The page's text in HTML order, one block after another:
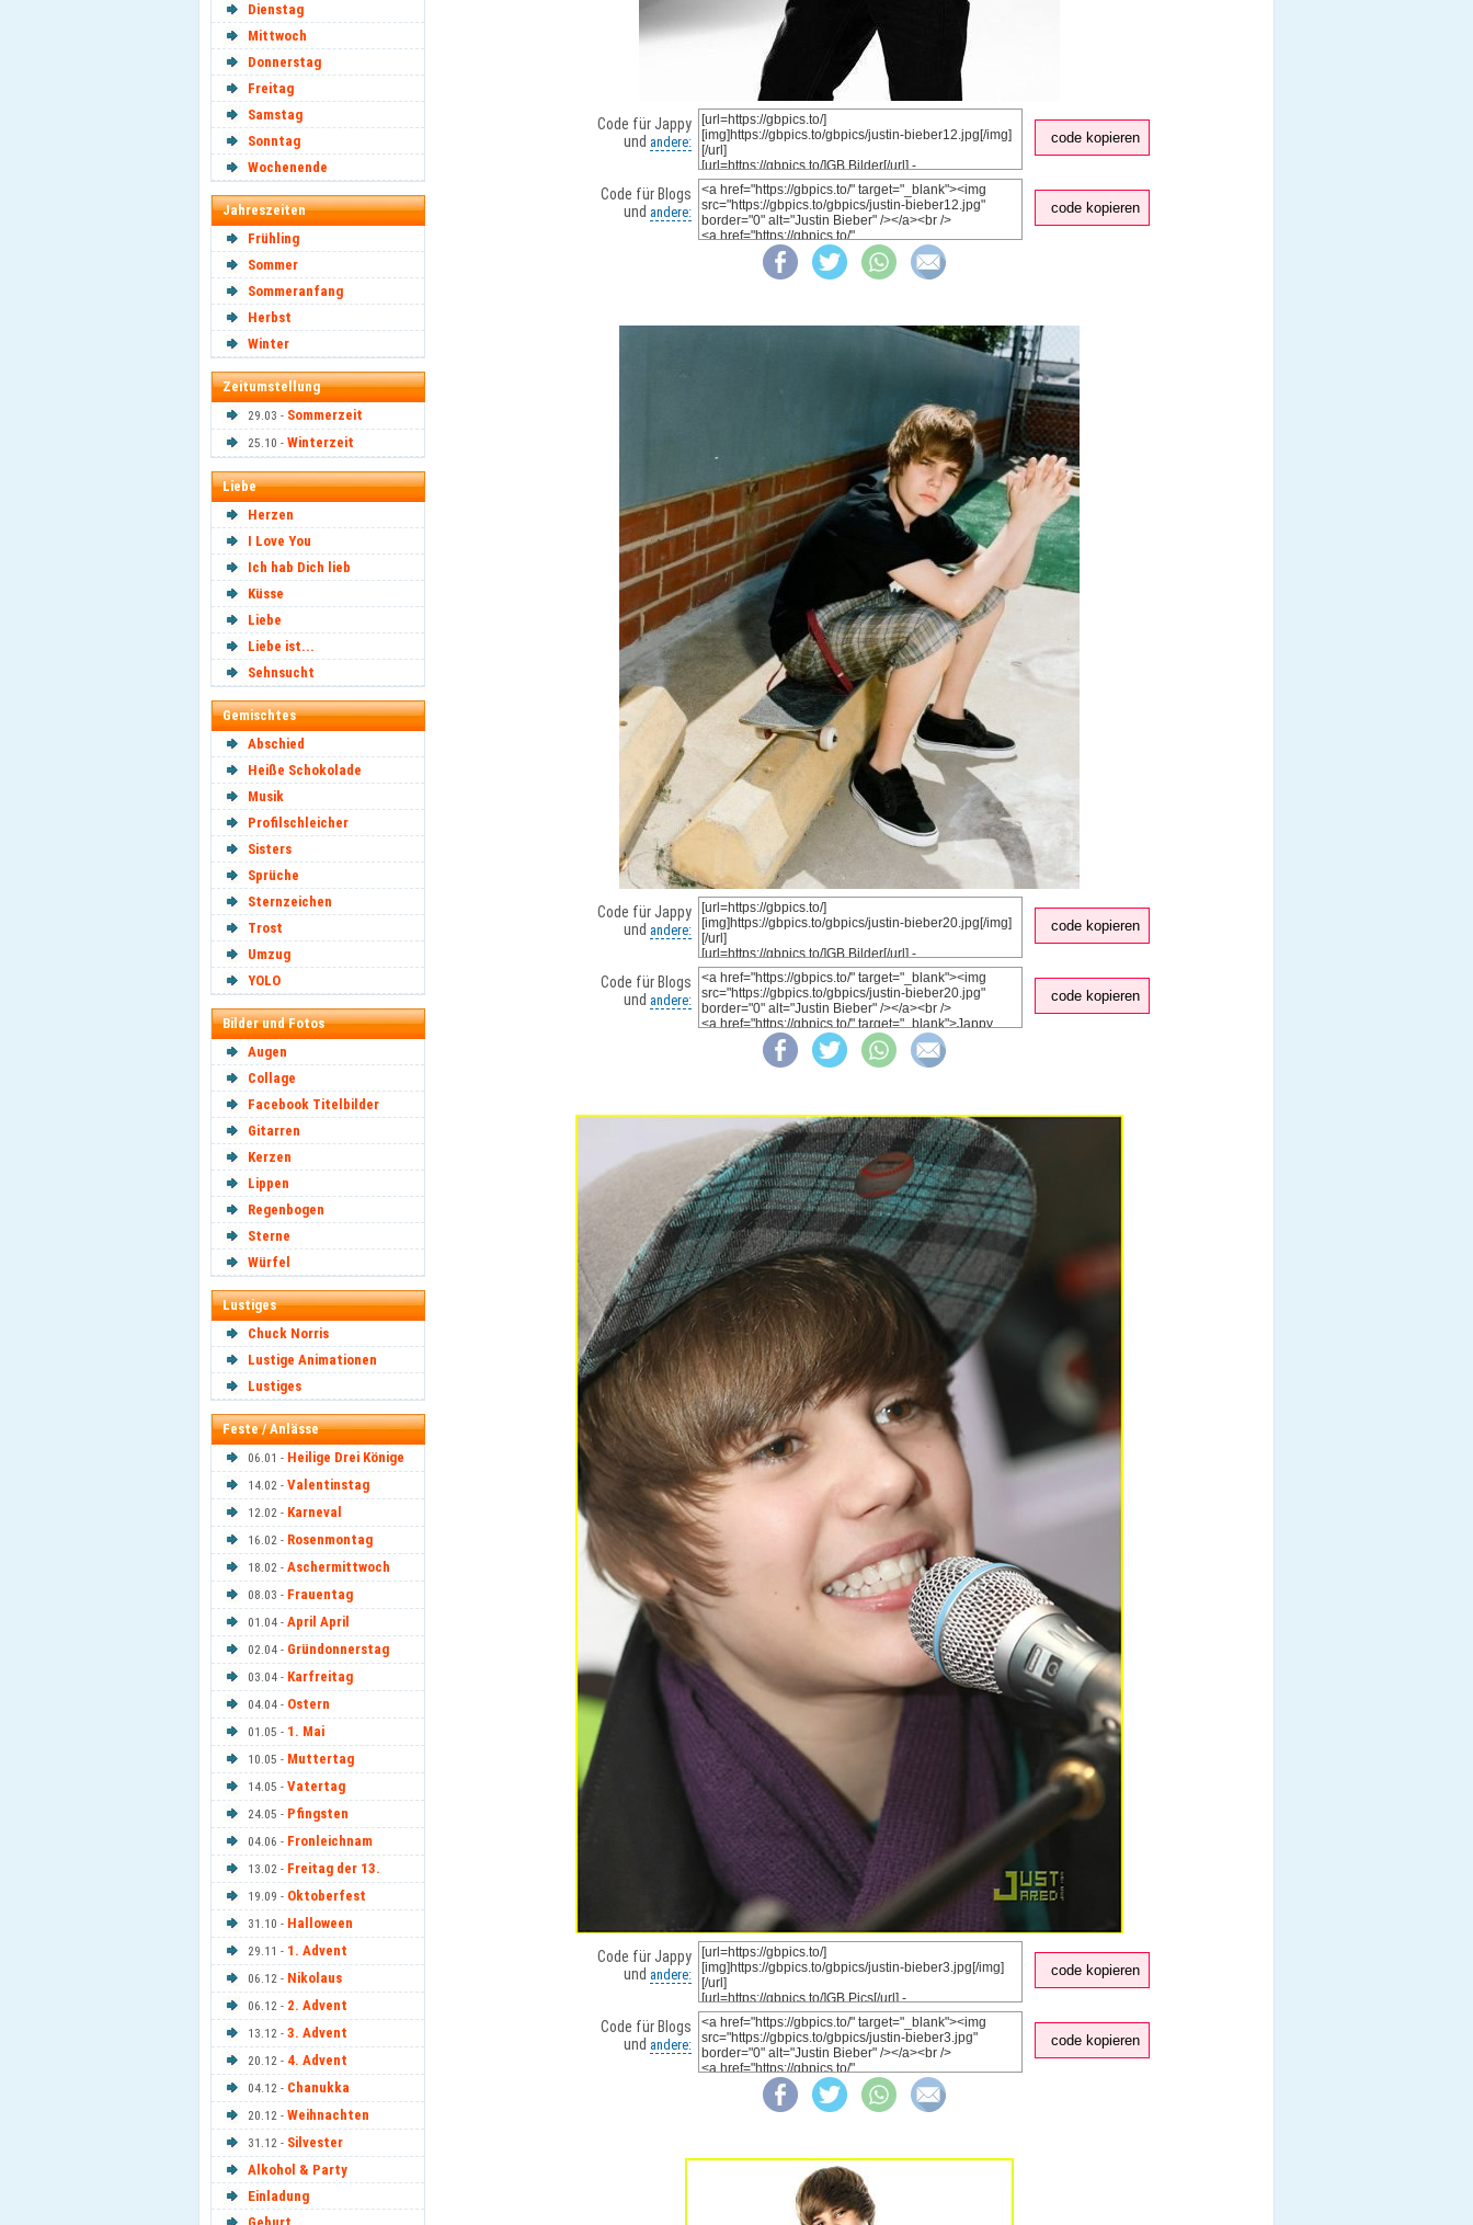
Dienstag
Mittwoch
Donnerstag
Freitag
Samstag
Sonntag
Wochenende
Jahreszeiten
Frühling
Sommer
Sommeranfang
Herbst
Winter
Zeitumstellung
29.03 - Sommerzeit
25.10 - Winterzeit
Liebe
Herzen
I Love You
Ich hab Dich lieb
Küsse
Liebe
Liebe ist...
Sehnsucht
Gemischtes
Abschied
Heiße Schokolade
Musik
Profilschleicher
Sisters
Sprüche
Sternzeichen
Trost
Umzug
YOLO
Bilder und Fotos
Augen
Collage
Facebook Titelbilder
Gitarren
Kerzen
Lippen
Regenbogen
Sterne
Würfel
Lustiges
Chuck Norris
Lustige Animationen
Lustiges
Feste / Anlässe
06.01 - Heilige Drei Könige
14.02 - Valentinstag
12.02 - Karneval
16.02 - Rosenmontag
18.02 - Aschermittwoch
08.03 - Frauentag
01.04 - April April
02.04 - Gründonnerstag
03.04 - Karfreitag
04.04 - Ostern
01.05 - 1. Mai
10.05 - Muttertag
14.05 - Vatertag
24.05 - Pfingsten
04.06 - Fronleichnam
13.02 - Freitag der 13.
19.09 - Oktoberfest
31.10 - Halloween
29.11 - 1. Advent
06.12 - Nikolaus
06.12 - 2. Advent
13.12 - 3. Advent
20.12 - 4. Advent
04.12 - Chanukka
20.12 - Weihnachten
31.12 - Silvester
Alkohol & Party
Einladung
Code für Jappy
und andere: code kopieren
Code für Blogs
und andere: code kopieren
Code für Jappy
und andere: code kopieren
Code für Blogs
und andere: code kopieren
Code für Jappy
und andere: code kopieren
Code für Blogs
und andere: code kopieren